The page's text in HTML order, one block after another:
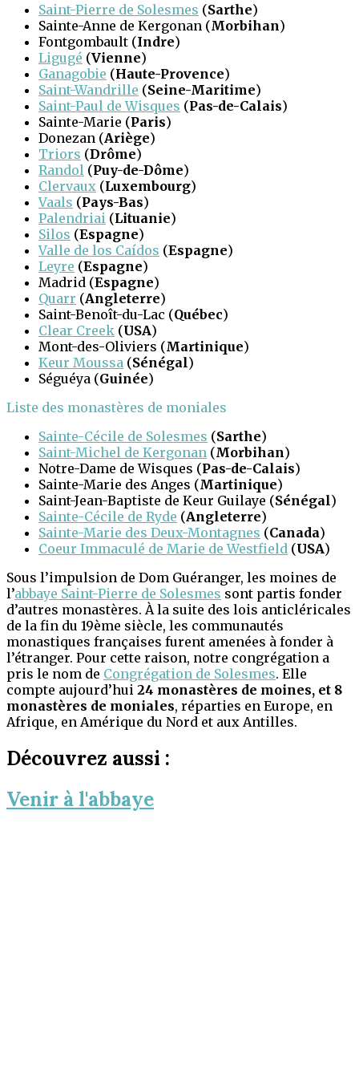
Saint-Pierre de Solesmes (Sarthe)
Sainte-Anne de Kergonan (Morbihan)
Fontgombault (Indre)
Ligugé (Vienne)
Ganagobie (Haute-Provence)
Saint-Wandrille (Seine-Maritime)
Saint-Paul de Wisques (Pas-de-Calais)
Sainte-Marie (Paris)
Donezan (Ariège)
Triors (Drôme)
Randol (Puy-de-Dôme)
Clervaux (Luxembourg)
Vaals (Pays-Bas)
Palendriai (Lituanie)
Silos (Espagne)
Valle de los Caídos (Espagne)
Leyre (Espagne)
Madrid (Espagne)
Quarr (Angleterre)
Saint-Benoît-du-Lac (Québec)
Clear Creek (USA)
Mont-des-Oliviers (Martinique)
Keur Moussa (Sénégal)
Séguéya (Guinée)
Liste des monastères de moniales
Sainte-Cécile de Solesmes (Sarthe)
Saint-Michel de Kergonan (Morbihan)
Notre-Dame de Wisques (Pas-de-Calais)
Sainte-Marie des Anges (Martinique)
Saint-Jean-Baptiste de Keur Guilaye (Sénégal)
Sainte-Cécile de Ryde (Angleterre)
Sainte-Marie des Deux-Montagnes (Canada)
Coeur Immaculé de Marie de Westfield (USA)
Sous l’impulsion de Dom Guéranger, les moines de
l’abbaye Saint-Pierre de Solesmes sont partis fonder
d’autres monastères. À la suite des lois anticléricales
de la fin du 19ème siècle, les communautés
monastiques françaises furent amenées à fonder à
l’étranger. Pour cette raison, notre congrégation a
pris le nom de Congrégation de Solesmes. Elle
compte aujourd’hui 24 monastères de moines, et 8
monastères de moniales, réparties en Europe, en
Afrique, en Amérique du Nord et aux Antilles.
Découvrez aussi :
Venir à l'abbaye